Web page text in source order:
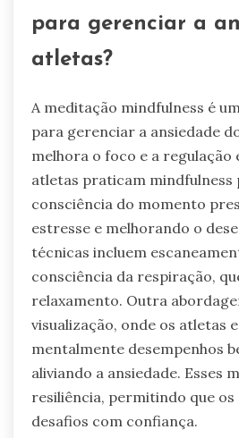
para gerenciar a
atletas?
A meditação mindfulness é
para gerenciar a ansiedade
melhora o foco e a regulação
atletas praticam mindfulness
consciência do momento
estresse e melhorando o
técnicas incluem
consciência da respiração,
relaxamento. Outra
visualização, onde os atletas
mentalmente desempenhos
aliviando a ansiedade. Esses
resiliência, permitindo que
desafios com confiança.